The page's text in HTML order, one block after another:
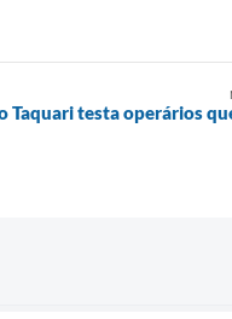
testa operários